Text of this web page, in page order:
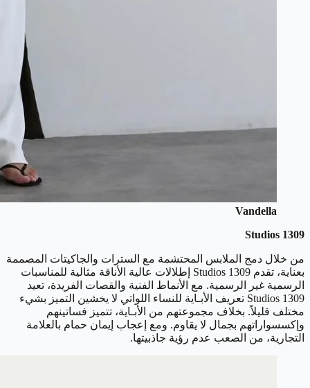
Vandella
1309 Studios
من خلال دمج الملابس المحتشمة مع السترات والجاكيتات المصممة
بعناية، تقدم 1309 Studios إطلالات عالية الأناقة مثالية للمناسبات
الرسمية غير الرسمية. مع الأنماط الفنية والقصات الفريدة، تعيد
1309 Studios تعريف الأبـاية للنساء اللواتي لا يخشين التميز بشيء
مختلف قليلاً. بخلاف مجموعتهم من الأبـاية، تتميز فساتينهم
وإكسسواراتهم بجمال لا يقاوم. ومع إعجاب إيمان حمام بالعلامة
التجارية، من الصعب عدم رؤية جاذبيتها.